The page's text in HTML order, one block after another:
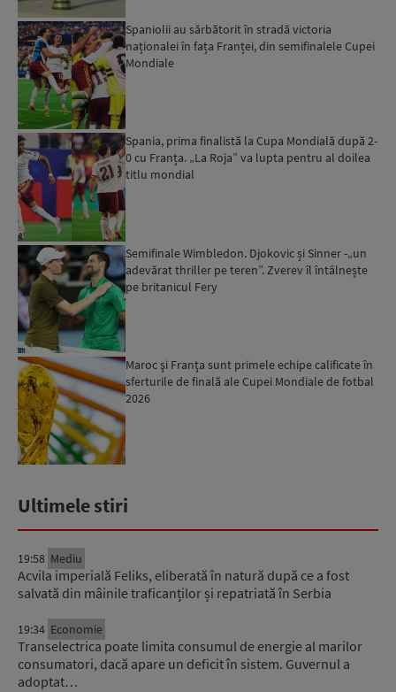
Spaniolii au sărbătorit în stradă victoria
naționalei în fața Franței, din semifinalele Cupei
Mondiale
Spania, prima finalistă la Cupa Mondială după 2-
0 cu Franța. „La Roja” va lupta pentru al doilea
titlu mondial
Semifinale Wimbledon. Djokovic și Sinner -„un
adevărat thriller pe teren”. Zverev îl întâlnește
pe britanicul Fery
Maroc şi Franţa sunt primele echipe calificate în
sferturile de finală ale Cupei Mondiale de fotbal
2026
Ultimele stiri
19:58 Mediu
Acvila imperială Feliks, eliberată în natură după ce a fost
salvată din mâinile traficanților și repatriată în Serbia
19:34 Economie
Transelectrica poate limita consumul de energie al marilor
consumatori, dacă apare un deficit în sistem. Guvernul a
adoptat…